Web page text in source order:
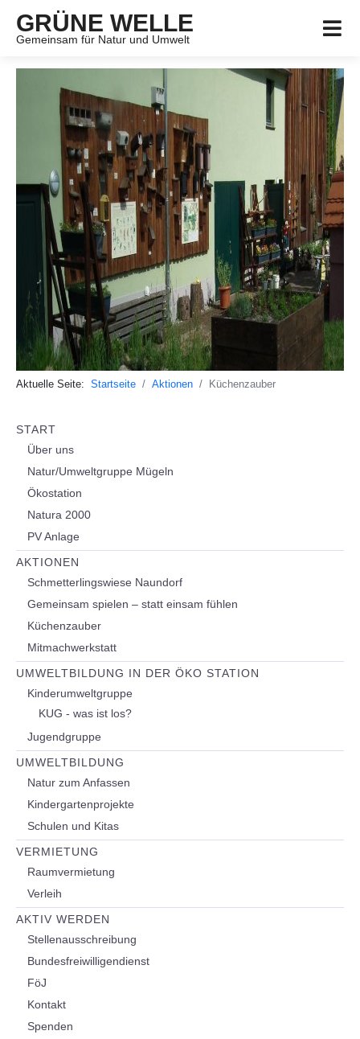
GRÜNE WELLE
Gemeinsam für Natur und Umwelt
Aktuelle Seite: Startseite Aktionen Küchenzauber
START
Über uns
Natur/Umweltgruppe Mügeln
Ökostation
Natura 2000
PV Anlage
AKTIONEN
Schmetterlingswiese Naundorf
Gemeinsam spielen – statt einsam fühlen
Küchenzauber
Mitmachwerkstatt
UMWELTBILDUNG IN DER ÖKO STATION
Kinderumweltgruppe
KUG - was ist los?
Jugendgruppe
UMWELTBILDUNG
Natur zum Anfassen
Kindergartenprojekte
Schulen und Kitas
VERMIETUNG
Raumvermietung
Verleih
AKTIV WERDEN
Stellenausschreibung
Bundesfreiwilligendienst
FöJ
Kontakt
Spenden